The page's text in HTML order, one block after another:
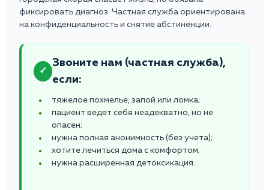
фиксировать диагноз. Частная служба ориентирована
на конфиденциальность и снятие абстиненции.
✓
Звоните нам (частная служба),
если:
тяжелое похмелье, запой или ломка;
пациент ведет себя неадекватно, но не
опасен;
нужна полная анонимность (без учета);
хотите лечиться дома с комфортом;
нужна расширенная детоксикация.